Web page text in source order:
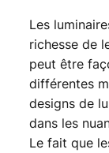
Les
richesse de
peut être
différentes
designs de
dans les
Le fait que